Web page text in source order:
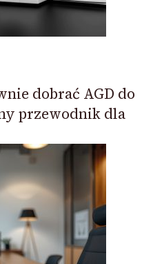
dobrać AGD do
przewodnik dla